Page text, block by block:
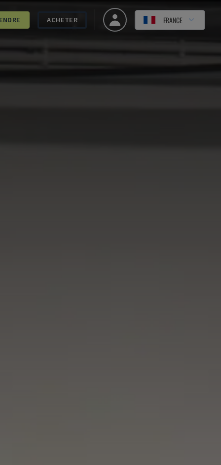
ACHETER FRANCE